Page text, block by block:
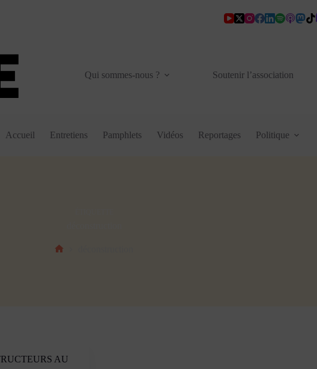
Qui sommes-nous ? Soutenir l’association
Accueil Entretiens Pamphlets Vidéos Reportages Politique
AU